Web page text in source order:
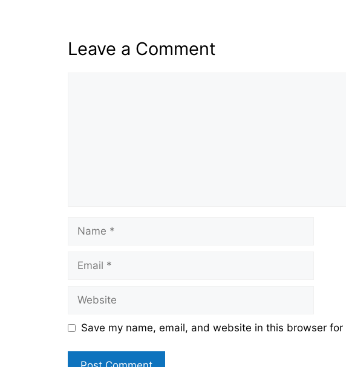
Leave a Comment
Name
Email
Website
Save my name, email, and website in this browser